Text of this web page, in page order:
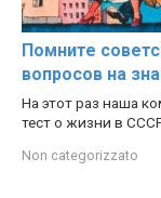
Помните
вопросов на
На этот раз наша
тест о жизни в
Non categorizzato